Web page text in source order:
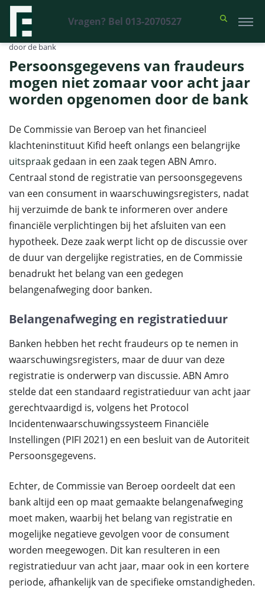
Vragen? Bel 013-2070527
Financieel Recht Advocaten >Uitspraken>Persoonsgegevens van
fraudeurs mogen niet zomaar voor acht jaar worden opgenomen
door de bank
Persoonsgegevens van fraudeurs
mogen niet zomaar voor acht jaar
worden opgenomen door de bank
De Commissie van Beroep van het financieel
klachteninstituut Kifid heeft onlangs een belangrijke
uitspraak gedaan in een zaak tegen ABN Amro.
Centraal stond de registratie van persoonsgegevens
van een consument in waarschuwingsregisters, nadat
hij verzuimde de bank te informeren over andere
financiële verplichtingen bij het afsluiten van een
hypotheek. Deze zaak werpt licht op de discussie over
de duur van dergelijke registraties, en de Commissie
benadrukt het belang van een gedegen
belangenafweging door banken.
Belangenafweging en registratieduur
Banken hebben het recht fraudeurs op te nemen in
waarschuwingsregisters, maar de duur van deze
registratie is onderwerp van discussie. ABN Amro
stelde dat een standaard registratieduur van acht jaar
gerechtvaardigd is, volgens het Protocol
Incidentenwaarschuwingssysteem Financiële
Instellingen (PIFI 2021) en een besluit van de Autoriteit
Persoonsgegevens.
Echter, de Commissie van Beroep oordeelt dat een
bank altijd een op maat gemaakte belangenafweging
moet maken, waarbij het belang van registratie en
mogelijke negatieve gevolgen voor de consument
worden meegewogen. Dit kan resulteren in een
registratieduur van acht jaar, maar ook in een kortere
periode, afhankelijk van de specifieke omstandigheden.